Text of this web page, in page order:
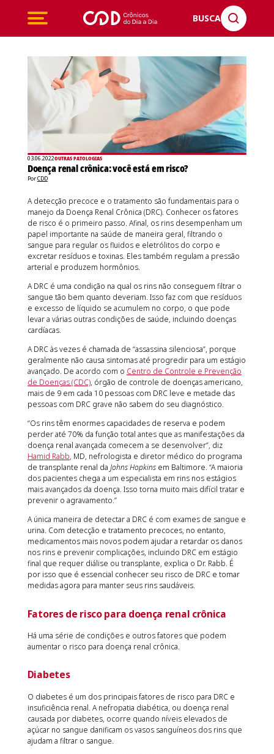
BUSCA
03.06.2022OUTRAS PATOLOGIAS
Doença renal crônica: você está em risco?
PorCDD
A detecção precoce e o tratamento são fundamentais para o
manejo da Doença Renal Crônica (DRC). Conhecer os fatores
de risco é o primeiro passo. Afinal, os rins desempenham um
papel importante na saúde de maneira geral, filtrando o
sangue para regular os fluidos e eletrólitos do corpo e
excretar resíduos e toxinas. Eles também regulam a pressão
arterial e produzem hormônios.
A DRC é uma condição na qual os rins não conseguem filtrar o
sangue tão bem quanto deveriam. Isso faz com que resíduos
e excesso de líquido se acumulem no corpo, o que pode
levar a várias outras condições de saúde, incluindo doenças
cardíacas.
A DRC às vezes é chamada de “assassina silenciosa”, porque
geralmente não causa sintomas até progredir para um estágio
avançado. De acordo com o Centro de Controle e Prevenção
de Doenças (CDC), órgão de controle de doenças americano,
mais de 9 em cada 10 pessoas com DRC leve e metade das
pessoas com DRC grave não sabem do seu diagnóstico.
“Os rins têm enormes capacidades de reserva e podem
perder até 70% da função total antes que as manifestações da
doença renal avançada comecem a se desenvolver”, diz
Hamid Rabb, MD, nefrologista e diretor médico do programa
de transplante renal da Johns Hopkins em Baltimore. “A maioria
dos pacientes chega a um especialista em rins nos estágios
mais avançados da doença. Isso torna muito mais difícil tratar e
prevenir o agravamento.”
A única maneira de detectar a DRC é com exames de sangue e
urina. Com detecção e tratamento precoces, no entanto,
medicamentos mais novos podem ajudar a retardar os danos
nos rins e prevenir complicações, incluindo DRC em estágio
final que requer diálise ou transplante, explica o Dr. Rabb. É
por isso que é essencial conhecer seu risco de DRC e tomar
medidas agora para manter seus rins saudáveis.
Fatores de risco para doença renal crônica
Há uma série de condições e outros fatores que podem
aumentar o risco para doença renal crônica.
Diabetes
O diabetes é um dos principais fatores de risco para DRC e
insuficiência renal. A nefropatia diabética, ou doença renal
causada por diabetes, ocorre quando níveis elevados de
açúcar no sangue danificam os vasos sanguíneos dos rins que
ajudam a filtrar o sangue.